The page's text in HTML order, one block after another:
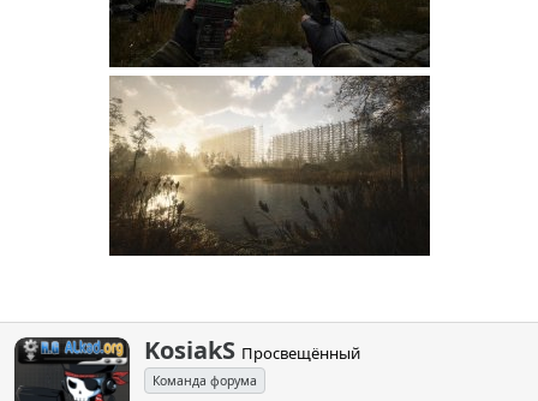
А
в
т
KosiakS Просвещённый
Команда форума